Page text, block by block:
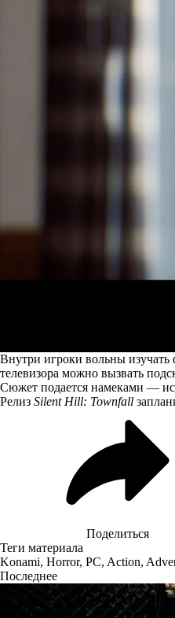
Внутри игроки вольны
телевизора можно вызвать
Сюжет подается намеками —
Релиз Silent Hill: Townfall
Поделиться
Теги материала
Konami, Horror, PC, Action,
Последнее